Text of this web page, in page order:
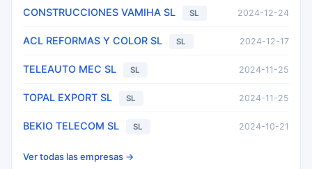
CONSTRUCCIONES VAMIHA SL SL 2024-12-24
ACL REFORMAS Y COLOR SL SL 2024-12-17
TELEAUTO MEC SL SL 2024-11-25
TOPAL EXPORT SL SL 2024-11-25
BEKIO TELECOM SL SL 2024-10-21
Ver todas las empresas →